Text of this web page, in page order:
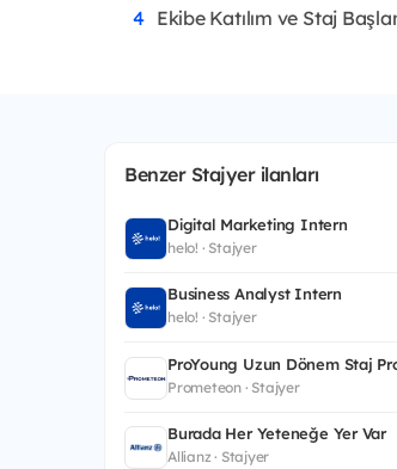
Ekibe Katılım ve Staj
Benzer Stajyer ilanları
Digital Marketing Intern
helo! · Stajyer
Business Analyst Intern
helo! · Stajyer
ProYoung Uzun Dönem Staj
Prometeon · Stajyer
Burada Her Yeteneğe Yer Var
Allianz · Stajyer